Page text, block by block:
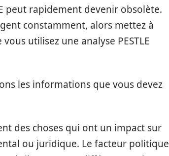
peut rapidement devenir obsolète.
constamment, alors mettez à
utilisez une analyse PESTLE
les informations que vous devez
des choses qui ont un impact sur
ou juridique. Le facteur politique